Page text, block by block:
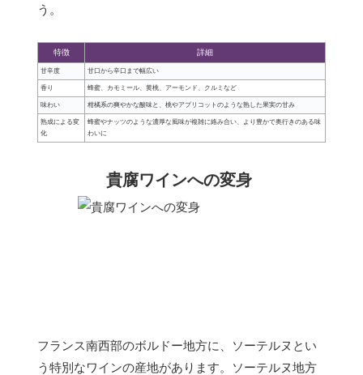
う。
特徴 詳細
甘辛度 甘口から辛口まで幅広い
香り 蜂蜜、カモミール、黄桃、アーモンド、クルミなど
味わい 柑橘系の爽やかな酸味と、桃やアプリコットのような熟した果実の甘み
熟成による変
化
蜂蜜やナッツのような濃厚な風味が複雑に絡み合い、より豊かで奥行きのある味
わいに
貴腐ワインへの変身
フランス南西部のボルドー地方に、ソーテルヌとい
う特別なワインの産地があります。ソーテルヌ地方